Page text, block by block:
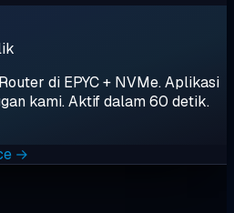
di EPYC + NVMe. Aplikasi
kami. Aktif dalam 60 detik.
→